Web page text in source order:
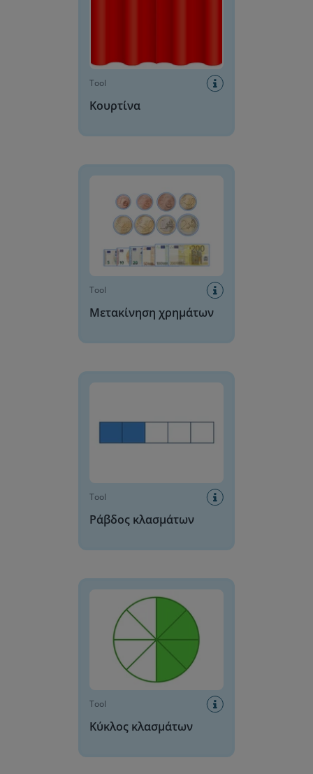
Tool
Κουρτίνα
Tool
Μετακίνηση χρημάτων
Tool
Ράβδος κλασμάτων
Tool
Κύκλος κλασμάτων